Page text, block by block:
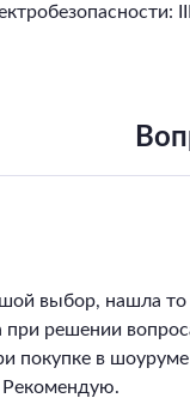
выбор, нашла
решении
покупке в
Рекомендую.